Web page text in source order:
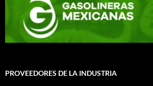
PROVEEDORES DE LA INDUSTRIA